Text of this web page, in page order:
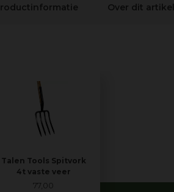
Over dit artikel
Talen Tools Spitvork
4t vaste veer
77 00